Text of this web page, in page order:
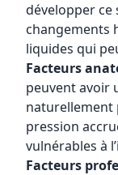
développer ce
changements
liquides qui
Facteurs
peuvent avoir
naturellement
pression
vulnérables à
Facteurs